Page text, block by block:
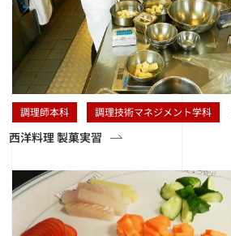
調理師本科 調理技術マネジメント学科
西洋料理 製菓実習